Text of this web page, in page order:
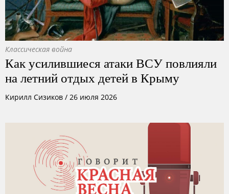
Классическая война
Как усилившиеся атаки ВСУ повлияли
на летний отдых детей в Крыму
Кирилл Сизиков / 26 июля 2026